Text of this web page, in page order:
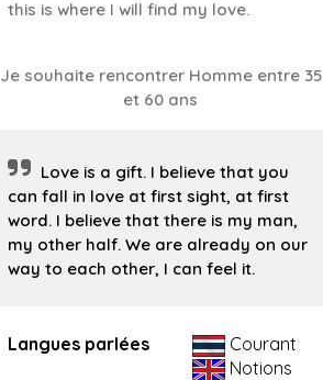
this is where I will find my love.
Je souhaite rencontrer Homme entre 35
et 60 ans
Love is a gift. I believe that you
can fall in love at first sight, at first
word. I believe that there is my man,
my other half. We are already on our
way to each other, I can feel it.
Langues parlées
Courant
Notions